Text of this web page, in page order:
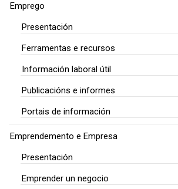
Emprego
Presentación
Ferramentas e recursos
Información laboral útil
Publicacións e informes
Portais de información
Emprendemento e Empresa
Presentación
Emprender un negocio